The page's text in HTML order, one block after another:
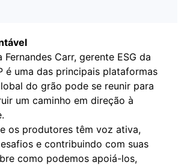
Fernandes Carr, gerente ESG da
é uma das principais plataformas
do grão pode se reunir para
um caminho em direção à
os produtores têm voz ativa,
e contribuindo com suas
como podemos apoiá-los,